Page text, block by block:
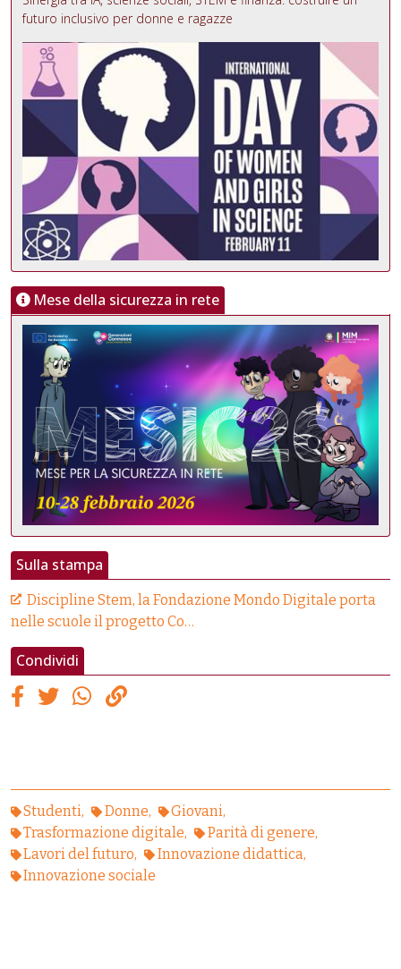
futuro inclusivo per donne e ragazze
Mese della sicurezza in rete
Sulla stampa
Discipline Stem, la Fondazione Mondo Digitale porta
nelle scuole il progetto Co…
Condividi
Studenti Donne
Giovani
Trasformazione digitale
Parità di genere
Lavori del futuro
Innovazione didattica
Innovazione sociale